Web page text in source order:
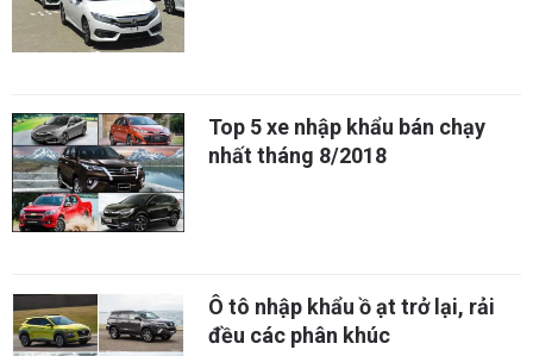
Top 5 xe nhập khẩu bán chạy
nhất tháng 8/2018
Ô tô nhập khẩu ồ ạt trở lại, rải
đều các phân khúc